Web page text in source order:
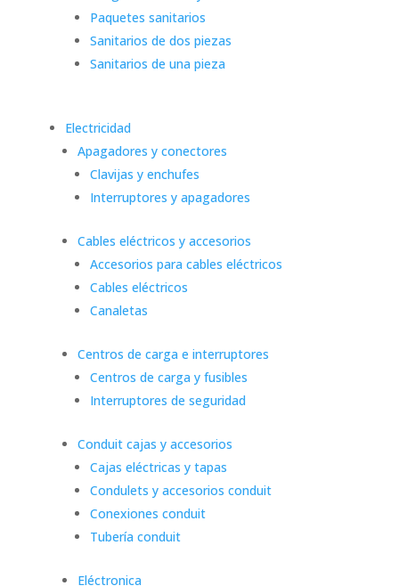
Paquetes sanitarios
Sanitarios de dos piezas
Sanitarios de una pieza
Electricidad
Apagadores y conectores
Clavijas y enchufes
Interruptores y apagadores
Cables eléctricos y accesorios
Accesorios para cables eléctricos
Cables eléctricos
Canaletas
Centros de carga e interruptores
Centros de carga y fusibles
Interruptores de seguridad
Conduit cajas y accesorios
Cajas eléctricas y tapas
Condulets y accesorios conduit
Conexiones conduit
Tubería conduit
Eléctronica